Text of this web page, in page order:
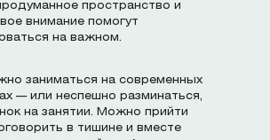
пространство и
внимание помогут
на важном.
заниматься на современных
— или неспешно разминаться,
на занятии. Можно прийти
в тишине и вместе